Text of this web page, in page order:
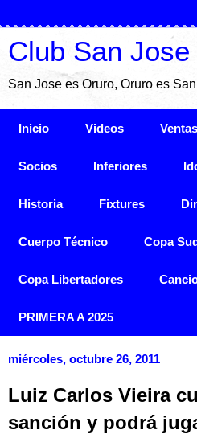
Club San
San Jose es Oruro, Oruro es
Inicio Videos Ventas
Socios Inferiores
Historia Fixtures
Cuerpo Técnico Copa
Copa Libertadores
PRIMERA A 2025
miércoles, octubre 26, 2011
Luiz Carlos Vieira
sanción y podrá